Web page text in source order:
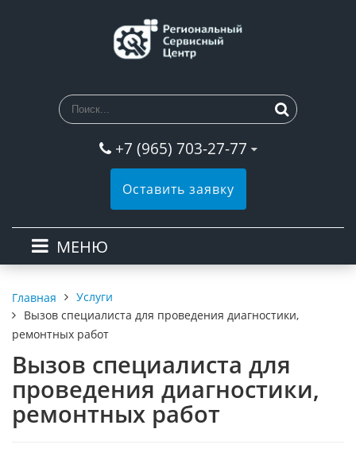
+7 (965) 703-27-77
Оставить заявку
МЕНЮ
Главная
Услуги
Вызов специалиста для проведения диагностики,
ремонтных работ
Вызов специалиста для
проведения диагностики,
ремонтных работ